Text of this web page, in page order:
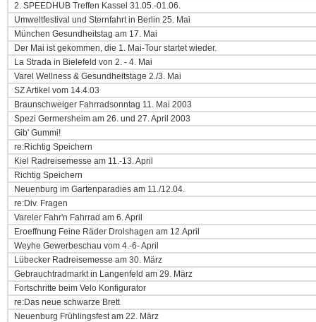
2. SPEEDHUB Treffen Kassel 31.05.-01.06.
Umweltfestival und Sternfahrt in Berlin 25. Mai
München Gesundheitstag am 17. Mai
Der Mai ist gekommen, die 1. Mai-Tour startet wieder.
La Strada in Bielefeld von 2. - 4. Mai
Varel Wellness & Gesundheitstage 2./3. Mai
SZ Artikel vom 14.4.03
Braunschweiger Fahrradsonntag 11. Mai 2003
Spezi Germersheim am 26. und 27. April 2003
Gib' Gummi!
re:Richtig Speichern
Kiel Radreisemesse am 11.-13. April
Richtig Speichern
Neuenburg im Gartenparadies am 11./12.04.
re:Div. Fragen
Vareler Fahr'n Fahrrad am 6. April
Eroeffnung Feine Räder Drolshagen am 12.April
Weyhe Gewerbeschau vom 4.-6- April
Lübecker Radreisemesse am 30. März
Gebrauchtradmarkt in Langenfeld am 29. März
Fortschritte beim Velo Konfigurator
re:Das neue schwarze Brett
Neuenburg Frühlingsfest am 22. März